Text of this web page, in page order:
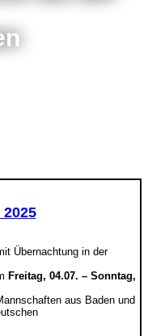
Übernachtung in der
Freitag, 04.07. – Sonntag,
aus Baden und